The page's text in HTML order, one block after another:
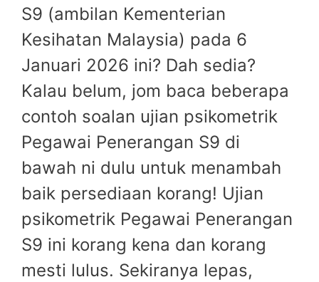
S9 (ambilan Kementerian
Kesihatan Malaysia) pada 6
Januari 2026 ini? Dah sedia?
Kalau belum, jom baca beberapa
contoh soalan ujian psikometrik
Pegawai Penerangan S9 di
bawah ni dulu untuk menambah
baik persediaan korang! Ujian
psikometrik Pegawai Penerangan
S9 ini korang kena dan korang
mesti lulus. Sekiranya lepas,